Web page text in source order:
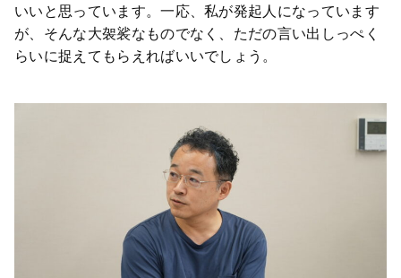
いいと思っています。一応、私が発起人になっています
が、そんな大袈裟なものでなく、ただの言い出しっぺく
らいに捉えてもらえればいいでしょう。